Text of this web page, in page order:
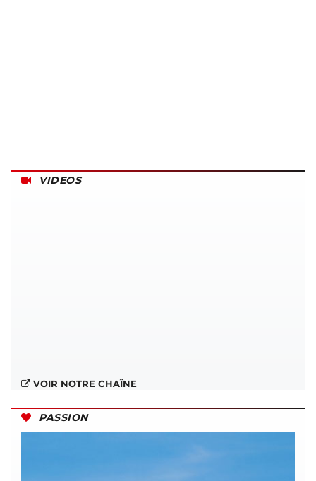
VIDEOS
VOIR NOTRE CHAÎNE
PASSION